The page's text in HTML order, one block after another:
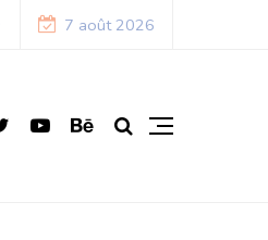
7 août 2026